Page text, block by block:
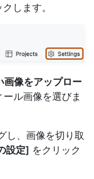
します。
画像をアップロー
ル画像を選びま
し、画像を切り取
設定] をクリック